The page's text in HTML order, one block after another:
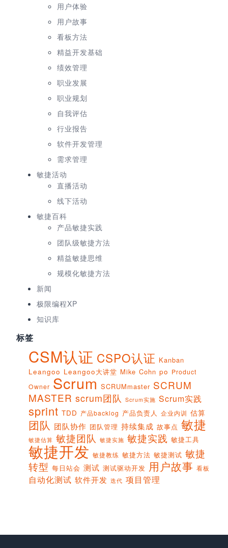
用户体验
用户故事
看板方法
精益开发基础
绩效管理
职业发展
职业规划
自我评估
行业报告
软件开发管理
需求管理
敏捷活动
直播活动
线下活动
敏捷百科
产品敏捷实践
团队级敏捷方法
精益敏捷思维
规模化敏捷方法
新闻
极限编程XP
知识库
标签
CSM认证 CSPO认证 Kanban
Leangoo Leangoo大讲堂 Mike Cohn po Product
Owner Scrum SCRUMmaster SCRUM
MASTER scrum团队 Scrum实施 Scrum实践
sprint TDD 产品backlog 产品负责人 企业内训 估算
团队 团队协作 团队管理 持续集成 故事点 敏捷
敏捷估算 敏捷团队 敏捷实施 敏捷实践 敏捷工具
敏捷开发 敏捷教练 敏捷方法 敏捷测试 敏捷
转型 每日站会 测试 测试驱动开发 用户故事 看板
自动化测试 软件开发 迭代 项目管理